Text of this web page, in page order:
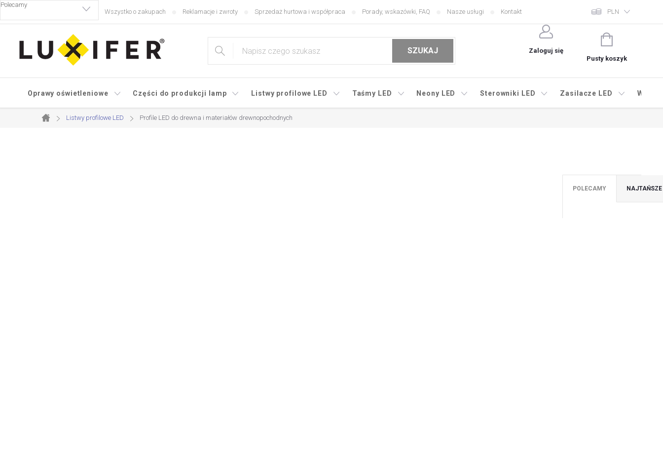
Przejść
treści
Wszystko o zakupach Reklamacje i zwroty Sprzedaż hurtowa i współpraca Porady, wskazówki, FAQ Nasze usługi Kontakt PLN
SZUKAJ Zaloguj się
KOSZYK
Pusty koszyk
Oprawy oświetleniowe Części do produkcji lamp Listwy profilowe LED Taśmy LED Neony LED Sterowniki LED Zasilacze LED
Home
Listwy profilowe LED Profile LED do drewna i materiałów drewnopochodnych
POLECAMY NAJTAŃSZE